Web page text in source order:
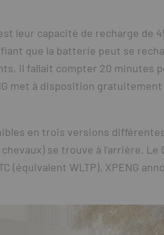
leur capacité de recharge de
que la batterie peut se
il fallait compter 20 minutes
met à disposition gratuitement
en trois versions
se trouve à l’arrière. Le
(équivalent WLTP). XPENG